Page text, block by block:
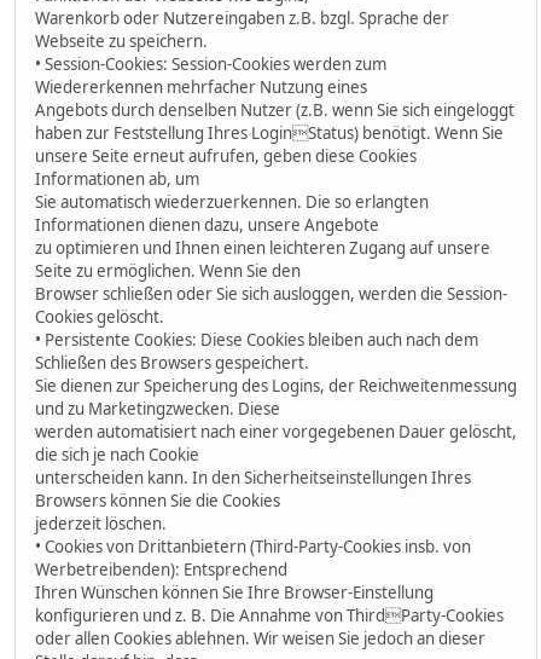
Warenkorb oder Nutzereingaben z.B. bzgl. Sprache der
Webseite zu speichern.
• Session-Cookies: Session-Cookies werden zum
Wiedererkennen mehrfacher Nutzung eines
Angebots durch denselben Nutzer (z.B. wenn Sie sich eingeloggt
haben zur Feststellung Ihres LoginStatus) benötigt. Wenn Sie
unsere Seite erneut aufrufen, geben diese Cookies
Informationen ab, um
Sie automatisch wiederzuerkennen. Die so erlangten
Informationen dienen dazu, unsere Angebote
zu optimieren und Ihnen einen leichteren Zugang auf unsere
Seite zu ermöglichen. Wenn Sie den
Browser schließen oder Sie sich ausloggen, werden die Session-
Cookies gelöscht.
• Persistente Cookies: Diese Cookies bleiben auch nach dem
Schließen des Browsers gespeichert.
Sie dienen zur Speicherung des Logins, der Reichweitenmessung
und zu Marketingzwecken. Diese
werden automatisiert nach einer vorgegebenen Dauer gelöscht,
die sich je nach Cookie
unterscheiden kann. In den Sicherheitseinstellungen Ihres
Browsers können Sie die Cookies
jederzeit löschen.
• Cookies von Drittanbietern (Third-Party-Cookies insb. von
Werbetreibenden): Entsprechend
Ihren Wünschen können Sie Ihre Browser-Einstellung
konfigurieren und z. B. Die Annahme von ThirdParty-Cookies
oder allen Cookies ablehnen. Wir weisen Sie jedoch an dieser